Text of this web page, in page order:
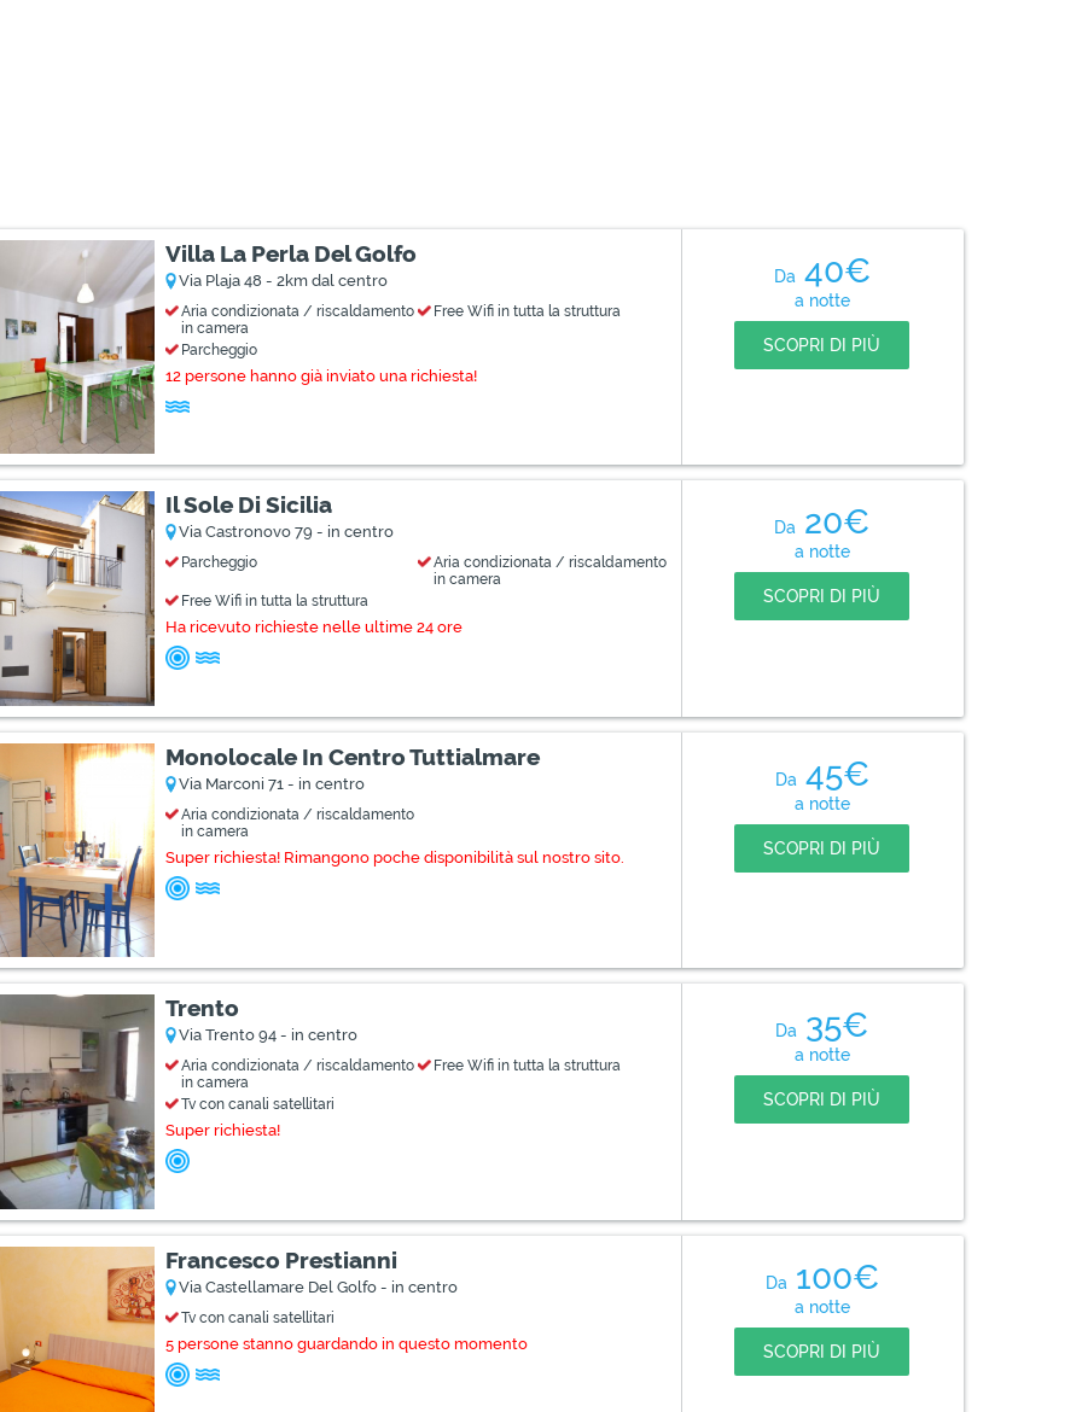
Villa La Perla Del Golfo
Via Plaja 48 - 2km dal centro
Aria condizionata / riscaldamento
in camera
Free Wifi in tutta la struttura
Parcheggio
12 persone hanno già inviato una richiesta!
Da40€
a notte
SCOPRI DI PIÙ
Il Sole Di Sicilia
Via Castronovo 79 - in centro
Parcheggio
Aria condizionata / riscaldamento
in camera
Free Wifi in tutta la struttura
Ha ricevuto richieste nelle ultime 24 ore
Da 20€
a notte
SCOPRI DI PIÙ
Monolocale In Centro Tuttialmare
Via Marconi 71 - in centro
Aria condizionata / riscaldamento
in camera
Super richiesta! Rimangono poche disponibilità sul nostro sito.
Da45€
a notte
SCOPRI DI PIÙ
Trento
Via Trento 94 - in centro
Aria condizionata / riscaldamento
in camera
Free Wifi in tutta la struttura
Tv con canali satellitari
Super richiesta!
Da 35€
a notte
SCOPRI DI PIÙ
Francesco Prestianni
Via Castellamare Del Golfo - in centro
Tv con canali satellitari
5 persone stanno guardando in questo momento
Da 100€
a notte
SCOPRI DI PIÙ